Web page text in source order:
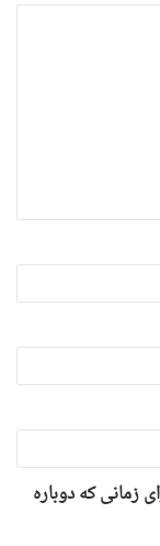
زمانی که دوباره